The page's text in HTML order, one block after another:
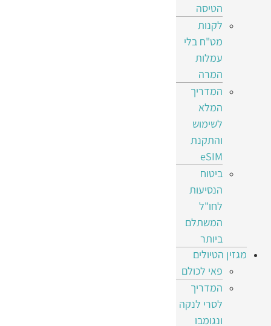
הטיסה
לקנות
מט"ח בלי
עמלות
המרה
המדריך
המלא
לשימוש
והתקנת
eSIM
ביטוח
הנסיעות
לחו"ל
המשתלם
ביותר
מגזין הטיולים
פאי לכולם
המדריך
לסרי לנקה
ונגומבו